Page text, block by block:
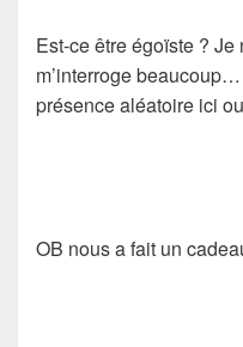
Est-ce être égoïste ? Je
m’interroge
présence aléatoire ici
OB nous a fait un